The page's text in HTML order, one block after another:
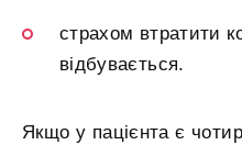
страхом втратити
відбувається.
Якщо у пацієнта є